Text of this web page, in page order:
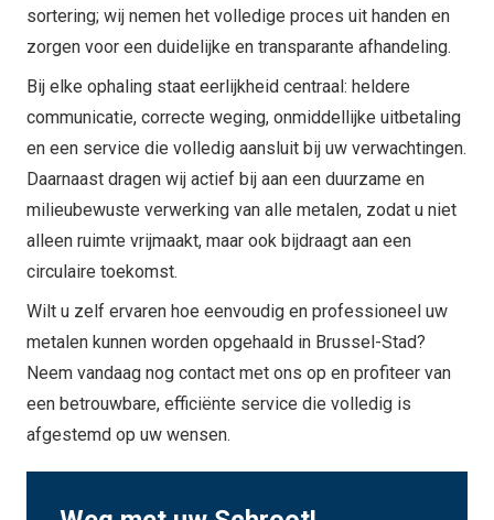
sortering; wij nemen het volledige proces uit handen en
zorgen voor een duidelijke en transparante afhandeling.
Bij elke ophaling staat eerlijkheid centraal: heldere
communicatie, correcte weging, onmiddellijke uitbetaling
en een service die volledig aansluit bij uw verwachtingen.
Daarnaast dragen wij actief bij aan een duurzame en
milieubewuste verwerking van alle metalen, zodat u niet
alleen ruimte vrijmaakt, maar ook bijdraagt aan een
circulaire toekomst.
Wilt u zelf ervaren hoe eenvoudig en professioneel uw
metalen kunnen worden opgehaald in Brussel-Stad?
Neem vandaag nog contact met ons op en profiteer van
een betrouwbare, efficiënte service die volledig is
afgestemd op uw wensen.